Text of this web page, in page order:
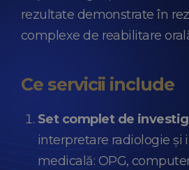
rezultate demonstrate în
complexe de reabilitare
Ce servicii include
Set complet de
interpretare radiologie și
medicală: OPG,